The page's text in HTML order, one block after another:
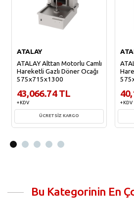
ATALAY
ATALAY Alttan Motorlu Camlı
Hareketli Gazlı Döner Ocağı
575x715x1300
43,066.74 TL
+ KDV
ÜCRETSİZ KARGO
+ KDV
Bu Kategorinin En